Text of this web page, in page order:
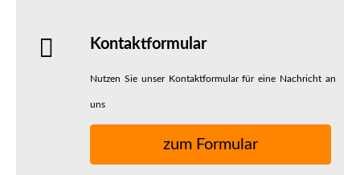
Kontaktformular
Nutzen Sie unser Kontaktformular für eine Nachricht an
uns
zum Formular